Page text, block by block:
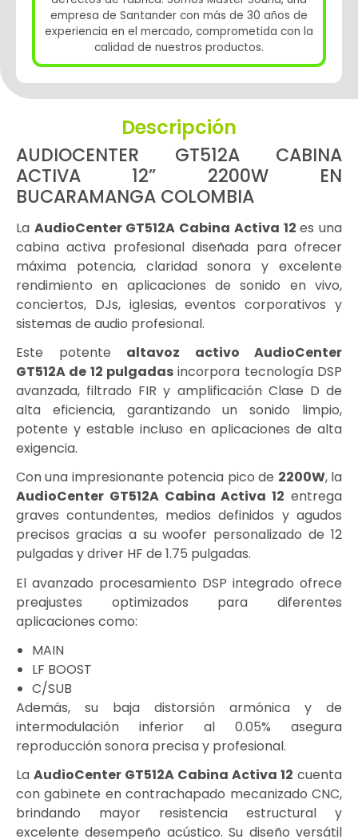
empresa de Santander con más de 30 años de
experiencia en el mercado, comprometida con la
calidad de nuestros productos.
Descripción
AUDIOCENTER GT512A CABINA
ACTIVA 12” 2200W EN
BUCARAMANGA COLOMBIA
La AudioCenter GT512A Cabina Activa 12es una
cabina activa profesional diseñada para ofrecer
máxima potencia, claridad sonora y excelente
rendimiento en aplicaciones de sonido en vivo,
conciertos, DJs, iglesias, eventos corporativos y
sistemas de audio profesional.
Este potente altavoz activo AudioCenter
GT512A de 12 pulgadas incorpora tecnología DSP
avanzada, filtrado FIR y amplificación Clase D de
alta eficiencia, garantizando un sonido limpio,
potente y estable incluso en aplicaciones de alta
exigencia.
Con una impresionante potencia pico de 2200W, la
AudioCenter GT512A Cabina Activa 12 entrega
graves contundentes, medios definidos y agudos
precisos gracias a su woofer personalizado de 12
pulgadas y driver HF de 1.75 pulgadas.
El avanzado procesamiento DSP integrado ofrece
preajustes optimizados para diferentes
aplicaciones como:
MAIN
LF BOOST
C/SUB
Además, su baja distorsión armónica y de
intermodulación inferior al 0.05% asegura
reproducción sonora precisa y profesional.
La AudioCenter GT512A Cabina Activa 12 cuenta
con gabinete en contrachapado mecanizado CNC,
brindando mayor resistencia estructural y
excelente desempeño acústico. Su diseño versátil